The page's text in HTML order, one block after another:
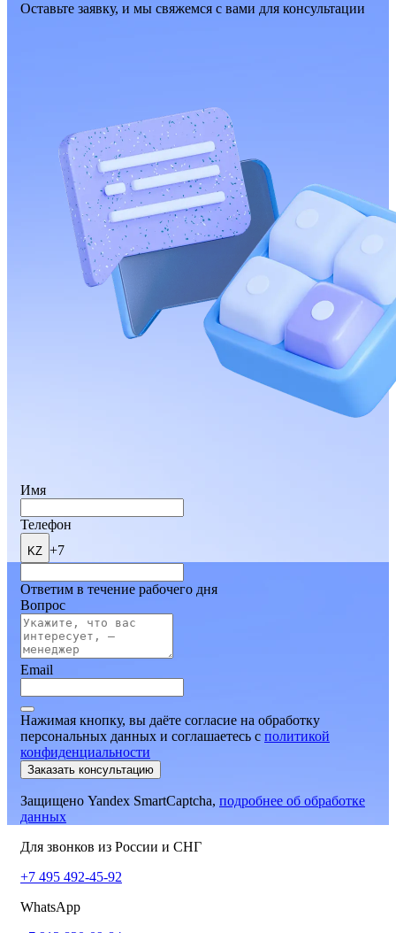
Оставьте заявку, и мы свяжемся с вами для консультации
Имя
Телефон
KZ +7
Ответим в течение рабочего дня
Вопрос
Email
Нажимая кнопку, вы даёте согласие на обработку
персональных данных и соглашаетесь c политикой
конфиденциальности
Заказать консультацию
Защищено Yandex SmartCaptcha, подробнее об обработке
данных
Для звонков из России и СНГ
+7 495 492-45-92
WhatsApp